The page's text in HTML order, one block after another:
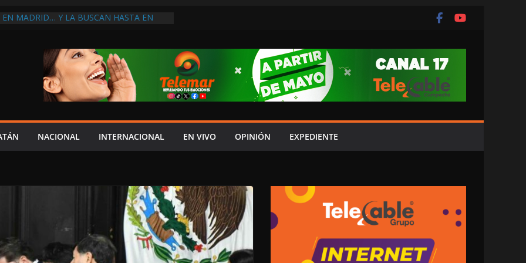
EN MADRID… Y LA BUSCAN HASTA EN
EN UNA DE LAS CADENAS DE ARTÍCULOS
DE EUROPA: MARCEL CARRILLO
PEOR MOMENTO: PAN; LA ECONOMÍA
CRECE LA INSEGURIDAD, NO HAY
CRÍTICOS SON CENSURADOS
EL TIEMPO”; INFRAESTRUCTURA
Y URGE MODERNIZARLA:
NACIONAL INTERNACIONAL EN VIVO OPINIÓN EXPEDIENTE